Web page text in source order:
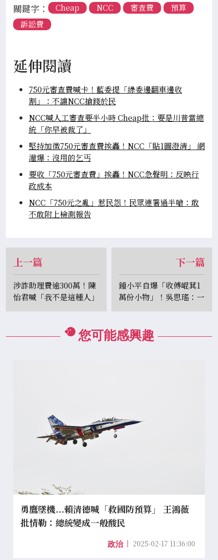
關鍵字： Cheap NCC 審查費
預算
訴訟費
延伸閱讀
750元審查費喊卡！藍委提「綠委邊翻車邊收
割」：不讓NCC搶錢於民
NCC喊人工審查要半小時 Cheap批：要是川普當總
統「你早被裁了」
堅持加徵750元審查費挨轟！NCC「貼1圖澄清」 網
灌爆：沒用的乞丐
要收「750元審查費」挨轟！NCC急聲明：反映行
政成本
NCC「750元之亂」惹民怨！民眾連署過半嗆：敢
不敢附上檢測報告
上一篇
涉詐助理費逾300萬！陳
怡君喊「我不是這種人」
檢當庭逮捕聲押
下一篇
鍾小平自爆「收傅崐萁1
萬份小物」！吳思瑤：一
票藍委報「支出」...恐涉
您可能感興趣
勇鷹墜機...賴清德喊「救國防預算」 王鴻薇
批情勒：總統變成一般酸民
政治 2025-02-17 11:36:00